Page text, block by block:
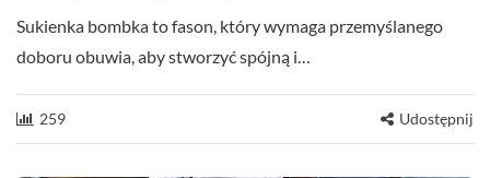
Sukienka bombka to fason, który wymaga przemyślanego
doboru obuwia, aby stworzyć spójną i…
259 Udostępnij